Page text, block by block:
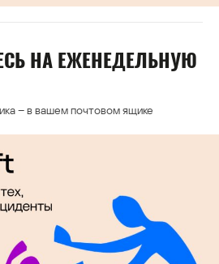
НА ЕЖЕНЕДЕЛЬНУЮ
– в вашем почтовом ящике